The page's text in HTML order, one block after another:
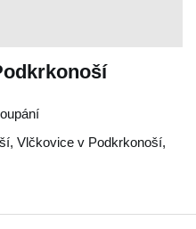
, Vlčkovice v Podkrkonoší,